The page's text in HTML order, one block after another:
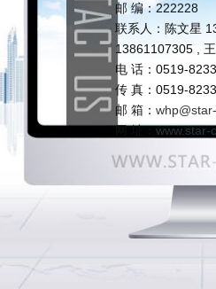
邮 编：222228
联系人：陈文星
13861107305 ,
电 话：0519-
传 真：0519-
邮 箱：
网 址：www.star-